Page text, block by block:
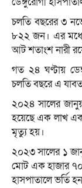
চলতি বছরের ৩
৮২২ জন। এর
আট শতাংশ নারী
গত ২৪ ঘণ্টায়
চলতি বছরে এ
২০২৪ সালের
হয়েছে এক লাখ
মৃত্যু হয়।
২০২৩ সালের ১
মোট এক হাজার
হাসপাতালে ভর্তি